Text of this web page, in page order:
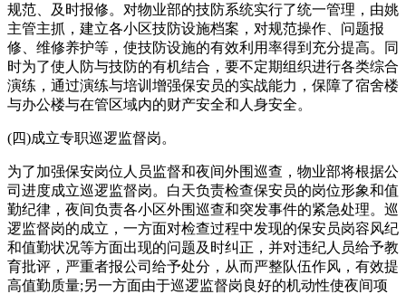
规范、及时报修。对物业部的技防系统实行了统一管理，由姚
主管主抓，建立各小区技防设施档案，对规范操作、问题报
修、维修养护等，使技防设施的有效利用率得到充分提高。同
时为了使人防与技防的有机结合，要不定期组织进行各类综合
演练，通过演练与培训增强保安员的实战能力，保障了宿舍楼
与办公楼与在管区域内的财产安全和人身安全。
(四)成立专职巡逻监督岗。
为了加强保安岗位人员监督和夜间外围巡查，物业部将根据公
司进度成立巡逻监督岗。白天负责检查保安员的岗位形象和值
勤纪律，夜间负责各小区外围巡查和突发事件的紧急处理。巡
逻监督岗的成立，一方面对检查过程中发现的保安员岗容风纪
和值勤状况等方面出现的问题及时纠正，并对违纪人员给予教
育批评，严重者报公司给予处分，从而严整队伍作风，有效提
高值勤质量;另一方面由于巡逻监督岗良好的机动性使夜间项